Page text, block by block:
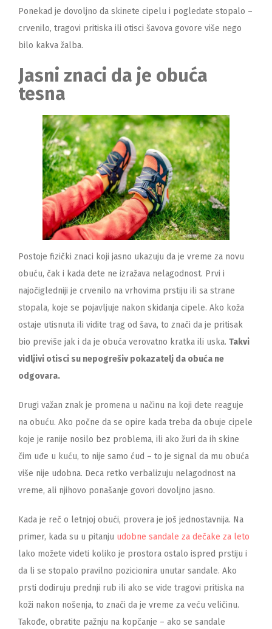
Ponekad je dovoljno da skinete cipelu i pogledate stopalo –
crvenilo, tragovi pritiska ili otisci šavova govore više nego
bilo kakva žalba.
Jasni znaci da je obuća
tesna
Postoje fizički znaci koji jasno ukazuju da je vreme za novu
obuću, čak i kada dete ne izražava nelagodnost. Prvi i
najočigledniji je crvenilo na vrhovima prstiju ili sa strane
stopala, koje se pojavljuje nakon skidanja cipele. Ako koža
ostaje utisnuta ili vidite trag od šava, to znači da je pritisak
bio previše jak i da je obuća verovatno kratka ili uska. Takvi
vidljivi otisci su nepogrešiv pokazatelj da obuća ne
odgovara.
Drugi važan znak je promena u načinu na koji dete reaguje
na obuću. Ako počne da se opire kada treba da obuje cipele
koje je ranije nosilo bez problema, ili ako žuri da ih skine
čim uđe u kuću, to nije samo ćud – to je signal da mu obuća
više nije udobna. Deca retko verbalizuju nelagodnost na
vreme, ali njihovo ponašanje govori dovoljno jasno.
Kada je reč o letnjoj obući, provera je još jednostavnija. Na
primer, kada su u pitanju udobne sandale za dečake za leto
lako možete videti koliko je prostora ostalo ispred prstiju i
da li se stopalo pravilno pozicionira unutar sandale. Ako
prsti dodiruju prednji rub ili ako se vide tragovi pritiska na
koži nakon nošenja, to znači da je vreme za veću veličinu.
Takođe, obratite pažnju na kopčanje – ako se sandale